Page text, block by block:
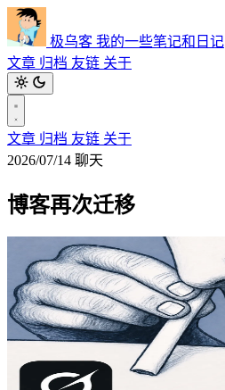
极乌客 我的一些笔记和日记
文章 归档 友链 关于
文章 归档 友链 关于
2026/07/14 聊天
博客再次迁移